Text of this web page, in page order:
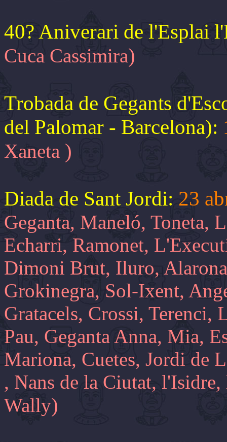
40? Aniverari de l'Esplai
Cuca Cassimira)
Trobada de Gegants
del Palomar - Barcelona):
Xaneta )
Diada de Sant Jordi: 23
Geganta, Maneló, Toneta,
Echarri, Ramonet,
Dimoni Brut, Iluro,
Grokinegra, Sol-Ixent,
Gratacels, Crossi, Terenci,
Pau, Geganta Anna, Mia,
Mariona, Cuetes, Jordi de
, Nans de la Ciutat,
Wally)